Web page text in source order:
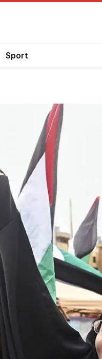
Sport